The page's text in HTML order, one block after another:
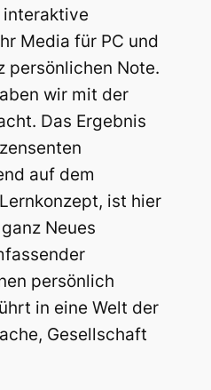
interaktive
Media für PC und
persönlichen Note.
wir mit der
Das Ergebnis
auf dem
ist hier
Neues
persönlich
in eine Welt der
Gesellschaft